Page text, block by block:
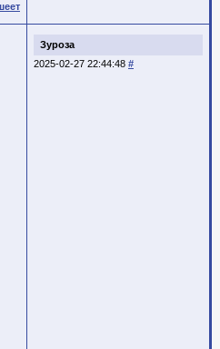
Зуроза
2025-02-27 22:44:48 #